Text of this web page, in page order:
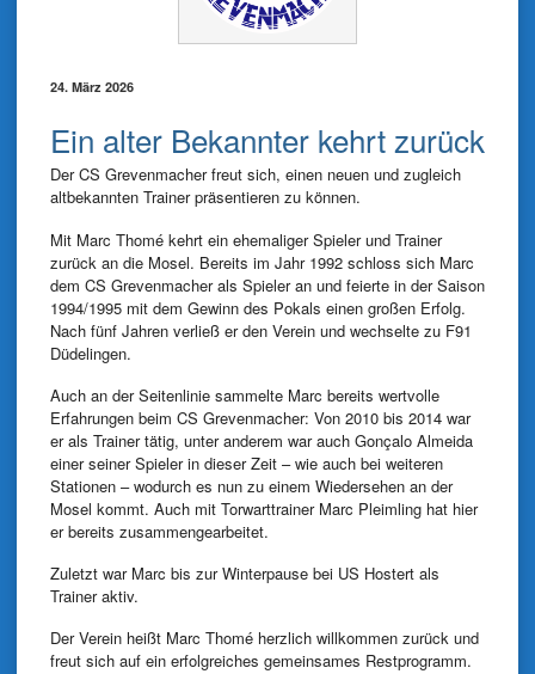
24. März 2026
Ein alter Bekannter kehrt zurück
Der CS Grevenmacher freut sich, einen neuen und zugleich
altbekannten Trainer präsentieren zu können.
Mit Marc Thomé kehrt ein ehemaliger Spieler und Trainer
zurück an die Mosel. Bereits im Jahr 1992 schloss sich Marc
dem CS Grevenmacherals Spieler an und feierte in der Saison
1994/1995 mit dem Gewinn des Pokals einen großen Erfolg.
Nach fünf Jahren verließ er den Verein und wechselte zu F91
Düdelingen.
Auch an der Seitenlinie sammelte Marc bereits wertvolle
Erfahrungen beim CS Grevenmacher: Von 2010 bis 2014 war
er als Trainer tätig, unter anderem war auch Gonçalo Almeida
einer seiner Spieler in dieser Zeit – wie auch bei weiteren
Stationen –wodurch es nun zu einem Wiedersehen an der
Mosel kommt. Auch mit Torwarttrainer Marc Pleimling hat hier
er bereits zusammengearbeitet.
Zuletzt war Marc bis zur Winterpause bei US Hostert als
Trainer aktiv.
Der Verein heißt Marc Thomé herzlich willkommen zurück und
freut sich auf ein erfolgreiches gemeinsames Restprogramm.